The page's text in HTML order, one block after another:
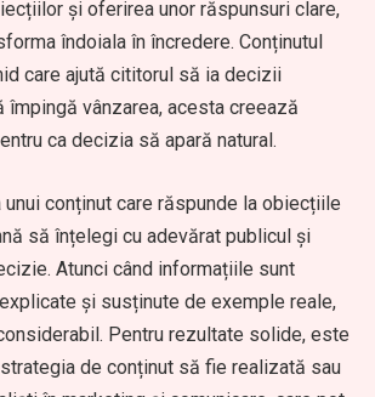
și oferirea unor răspunsuri clare,
îndoiala în încredere. Conținutul
care ajută cititorul să ia decizii
împingă vânzarea, acesta creează
ca decizia să apară natural.
unui conținut care răspunde la obiecțiile
să înțelegi cu adevărat publicul și
Atunci când informațiile sunt
și susținute de exemple reale,
Pentru rezultate solide, este
de conținut să fie realizată sau